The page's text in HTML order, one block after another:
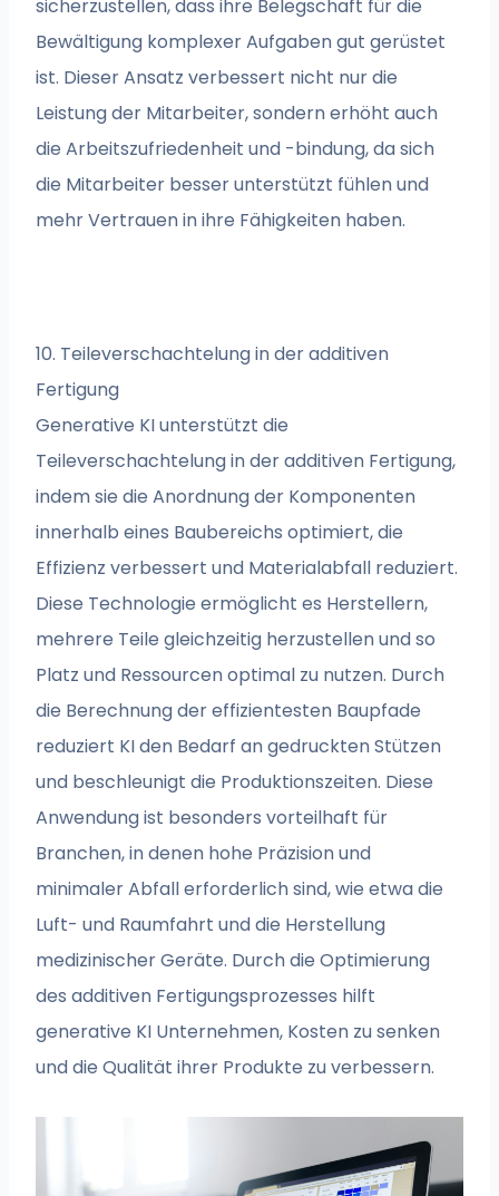
sicherzustellen, dass ihre Belegschaft für die
Bewältigung komplexer Aufgaben gut gerüstet
ist. Dieser Ansatz verbessert nicht nur die
Leistung der Mitarbeiter, sondern erhöht auch
die Arbeitszufriedenheit und -bindung, da sich
die Mitarbeiter besser unterstützt fühlen und
mehr Vertrauen in ihre Fähigkeiten haben.
10. Teileverschachtelung in der additiven
Fertigung
Generative KI unterstützt die
Teileverschachtelung in der additiven Fertigung,
indem sie die Anordnung der Komponenten
innerhalb eines Baubereichs optimiert, die
Effizienz verbessert und Materialabfall reduziert.
Diese Technologie ermöglicht es Herstellern,
mehrere Teile gleichzeitig herzustellen und so
Platz und Ressourcen optimal zu nutzen. Durch
die Berechnung der effizientesten Baupfade
reduziert KI den Bedarf an gedruckten Stützen
und beschleunigt die Produktionszeiten. Diese
Anwendung ist besonders vorteilhaft für
Branchen, in denen hohe Präzision und
minimaler Abfall erforderlich sind, wie etwa die
Luft- und Raumfahrt und die Herstellung
medizinischer Geräte. Durch die Optimierung
des additiven Fertigungsprozesses hilft
generative KI Unternehmen, Kosten zu senken
und die Qualität ihrer Produkte zu verbessern.